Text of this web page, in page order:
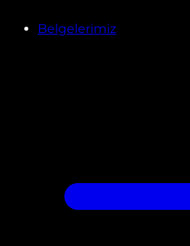
Belgelerimiz